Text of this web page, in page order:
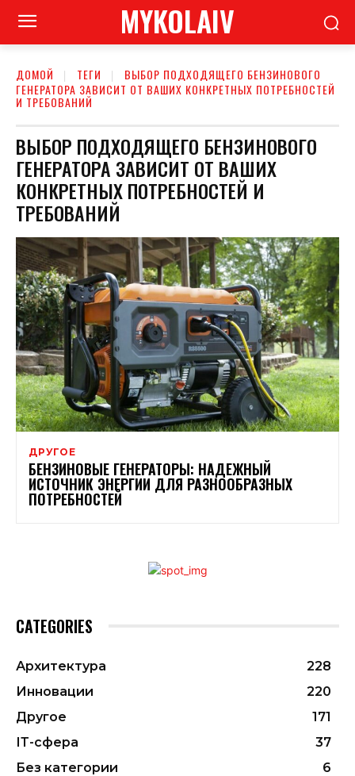
MYKOLAIV
ДОМОЙ ТЕГИ
ВЫБОР ПОДХОДЯЩЕГО БЕНЗИНОВОГО
ГЕНЕРАТОРА ЗАВИСИТ ОТ ВАШИХ КОНКРЕТНЫХ ПОТРЕБНОСТЕЙ
И ТРЕБОВАНИЙ
ВЫБОР ПОДХОДЯЩЕГО БЕНЗИНОВОГО
ГЕНЕРАТОРА ЗАВИСИТ ОТ ВАШИХ
КОНКРЕТНЫХ ПОТРЕБНОСТЕЙ И
ТРЕБОВАНИЙ
ДРУГОЕ
БЕНЗИНОВЫЕ ГЕНЕРАТОРЫ: НАДЕЖНЫЙ
ИСТОЧНИК ЭНЕРГИИ ДЛЯ РАЗНООБРАЗНЫХ
ПОТРЕБНОСТЕЙ
CATEGORIES
Архитектура
228
Инновации
220
Другое
171
ІТ-сфера
37
Без категории
6